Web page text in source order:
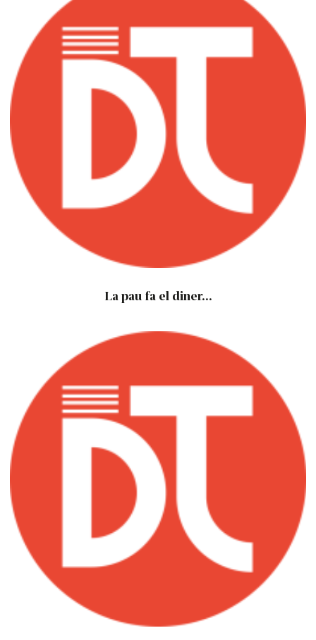
La pau fa el diner...